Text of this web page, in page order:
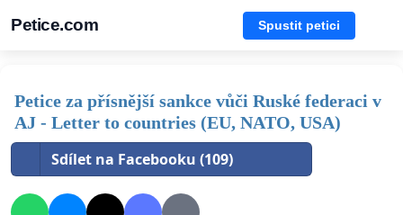
Petice.com Spustit petici
Petice za přísnější sankce vůči Ruské federaci v
AJ - Letter to countries (EU, NATO, USA)
Sdílet na Facebooku (109)